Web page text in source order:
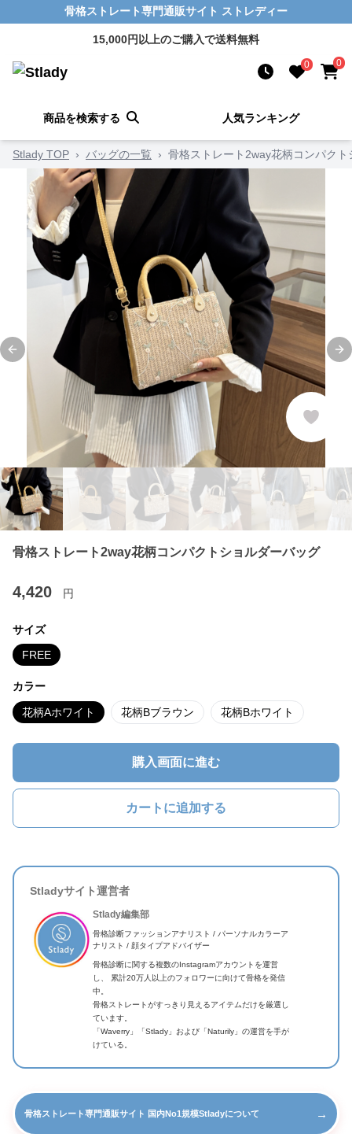
骨格ストレート専門通販サイト ストレディー
15,000円以上のご購入で送料無料
0 0
商品を検索する 人気ランキング
Stlady TOP › バッグの一覧 › 骨格ストレート2way花柄コンパクト
Previous slide
骨格ストレート2way花柄コンパクトショルダーバッグ
4,420 円
サイズ
FREE
カラー
花柄Aホワイト 花柄Bブラウン 花柄Bホワイト
購入画面に進む
カートに追加する
Stladyサイト運営者
Stlady編集部
骨格診断ファッションアナリスト / パーソナルカラーア
ナリスト / 顔タイプアドバイザー
骨格診断に関する複数のInstagramアカウントを運営
し、 累計20万人以上のフォロワーに向けて骨格を発信
中。
骨格ストレートがすっきり見えるアイテムだけを厳選し
ています。
「Waverry」「Stlady」および「Naturily」の運営を手が
けている。
骨格ストレート専門通販サイト 国内No1規模Stladyについて →